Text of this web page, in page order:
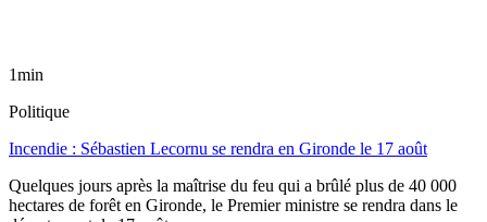
1min
Politique
Incendie : Sébastien Lecornu se rendra en Gironde le 17 août
Quelques jours après la maîtrise du feu qui a brûlé plus de 40 000
hectares de forêt en Gironde, le Premier ministre se rendra dans le